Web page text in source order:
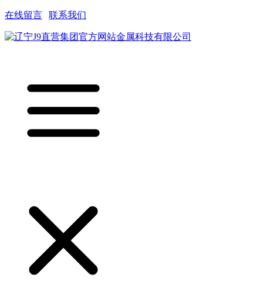
在线留言 联系我们